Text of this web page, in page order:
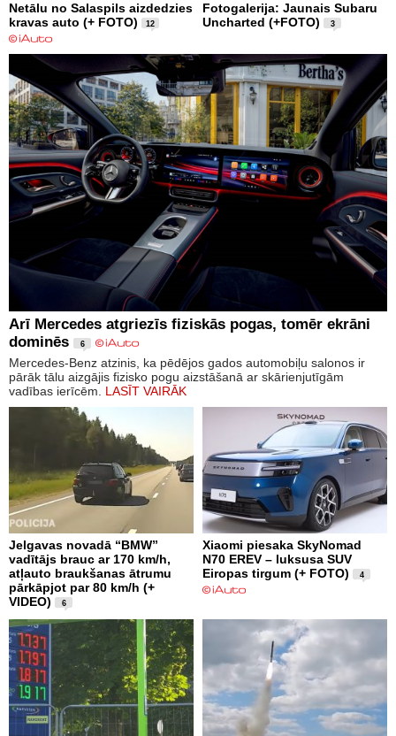
Netālu no Salaspils aizdedzies
kravas auto (+ FOTO)
12
Fotogalerija: Jaunais Subaru
Uncharted (+FOTO)
3
Arī Mercedes atgriezīs fiziskās pogas, tomēr ekrāni
dominēs
6
Mercedes-Benz atzinis, ka pēdējos gados automobiļu salonos ir
pārāk tālu aizgājis fizisko pogu aizstāšanā ar skārienjutīgām
vadības ierīcēm. LASĪT VAIRĀK
Jelgavas novadā “BMW”
vadītājs brauc ar 170 km/h,
atļauto braukšanas ātrumu
pārkāpjot par 80 km/h (+
VIDEO)
6
Xiaomi piesaka SkyNomad
N70 EREV – luksusa SUV
Eiropas tirgum (+ FOTO)
4